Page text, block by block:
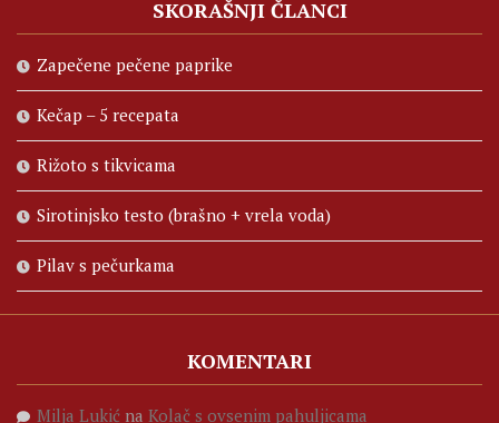
SKORAŠNJI ČLANCI
Zapečene pečene paprike
Kečap – 5 recepata
Rižoto s tikvicama
Sirotinjsko testo (brašno + vrela voda)
Pilav s pečurkama
KOMENTARI
Milja Lukić na Kolač s ovsenim pahuljicama